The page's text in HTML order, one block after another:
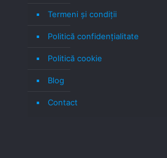
Termeni şi condiţii
Politică confidenţialitate
Politică cookie
Blog
Contact